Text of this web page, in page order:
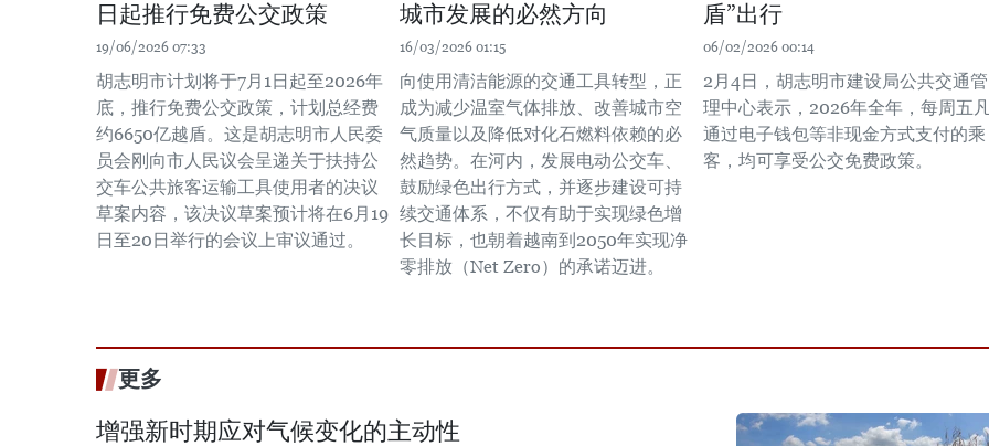
日起推行免费公交政策
19/06/2026 07:33
胡志明市计划将于7月1日起至2026年
底，推行免费公交政策，计划总经费
约6650亿越盾。这是胡志明市人民委
员会刚向市人民议会呈递关于扶持公
交车公共旅客运输工具使用者的决议
草案内容，该决议草案预计将在6月19
日至20日举行的会议上审议通过。
城市发展的必然方向
16/03/2026 01:15
向使用清洁能源的交通工具转型，正
成为减少温室气体排放、改善城市空
气质量以及降低对化石燃料依赖的必
然趋势。在河内，发展电动公交车、
鼓励绿色出行方式，并逐步建设可持
续交通体系，不仅有助于实现绿色增
长目标，也朝着越南到2050年实现净
零排放（Net Zero）的承诺迈进。
盾”出行
06/02/2026 00:14
2月4日，胡志明市建设局公共交通管
理中心表示，2026年全年，每周五
通过电子钱包等非现金方式支付的乘
客，均可享受公交免费政策。
更多
增强新时期应对气候变化的主动性